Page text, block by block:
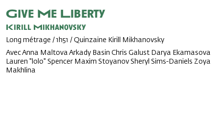
Give Me Liberty
Kirill Mikhanovsky
Long métrage / 1h51 / Quinzaine Kirill Mikhanovsky
Avec Anna Maltova Arkady Basin Chris Galust Darya Ekamasova
Lauren "lolo" Spencer Maxim Stoyanov Sheryl Sims-Daniels Zoya
Makhlina